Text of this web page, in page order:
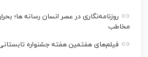
روزنامه‌نگاری در عصر انسان رسانه ها؛
مخاطب
فیلم‌های هفتمین هفته جشنواره